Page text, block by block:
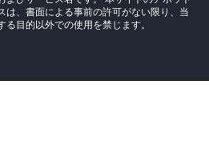
は、書面による事前の許可がない限り、当
目的以外での使用を禁じます。